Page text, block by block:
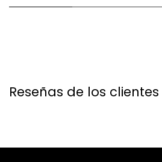
Reseñas de los clientes